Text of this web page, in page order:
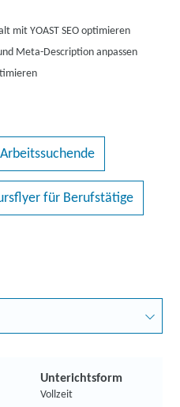
mit YOAST SEO optimieren
Meta-Description anpassen
für Berufstätige
Unterichtsform
Vollzeit